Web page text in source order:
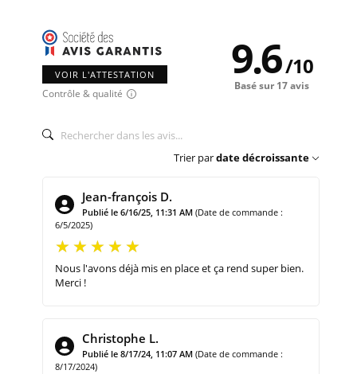
VOIR L'ATTESTATION
Contrôle & qualité
9.6/10
Basé sur 17 avis
Trier pardate décroissante
Jean-françois D.
Publié le 6/16/25, 11:31 AM (Date de commande :
6/5/2025)
Nous l'avons déjà mis en place et ça rend super bien.
Merci !
Christophe L.
Publié le 8/17/24, 11:07 AM (Date de commande :
8/17/2024)